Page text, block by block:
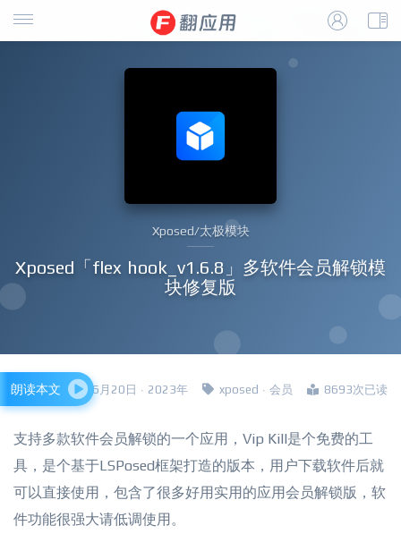
Xposed/太极模块
Xposed「flex hook_v1.6.8」多软件会员解锁模
块修复版
四哥 · 6月20日 · 2023年 xposed · 会员 8693次已读
朗读本文
支持多款软件会员解锁的一个应用，Vip Kill是个免费的工
具，是个基于LSPosed框架打造的版本，用户下载软件后就
可以直接使用，包含了很多好用实用的应用会员解锁版，软
件功能很强大请低调使用。